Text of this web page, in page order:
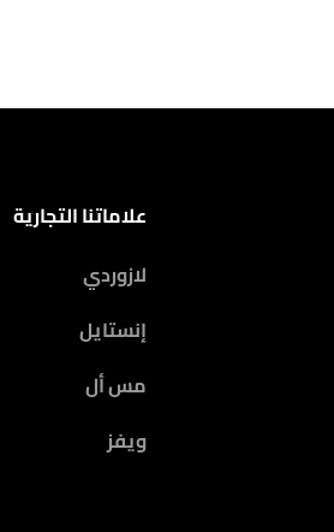
علاماتنا التجارية
لازوردي
إنستايل
مس أل
ويفز